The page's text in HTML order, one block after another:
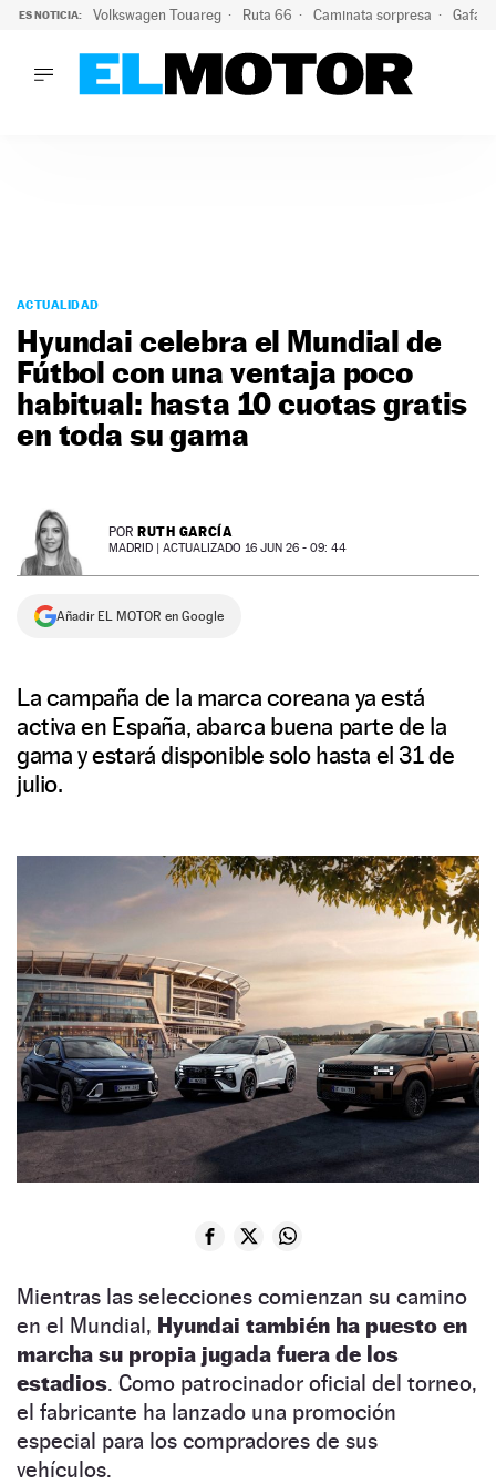
ES NOTICIA: Volkswagen Touareg Ruta 66 Caminata sorpresa Gafas
PODCAST
MOTOS
TECNOLOGÍA
SUPERCOCHES
NEWSLETTER
ACTUALIDAD
Hyundai celebra el Mundial de
Fútbol con una ventaja poco
habitual: hasta 10 cuotas gratis
en toda su gama
POR RUTH GARCÍA
MADRID | ACTUALIZADO 16 JUN 26 - 09: 44
Añadir EL MOTOR en Google
La campaña de la marca coreana ya está
activa en España, abarca buena parte de la
gama y estará disponible solo hasta el 31 de
julio.
Mientras las selecciones comienzan su camino
en el Mundial, Hyundai también ha puesto en
marcha su propia jugada fuera de los
estadios. Como patrocinador oficial del torneo,
el fabricante ha lanzado una promoción
especial para los compradores de sus
vehículos.